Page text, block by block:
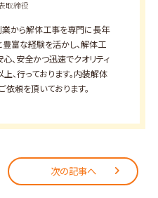
取締役
から解体工事を専門に長年
富な経験を活かし、解体工
、安全かつ迅速でクオリティ
、行っております。内装解体
依頼を頂いております。
次の記事へ